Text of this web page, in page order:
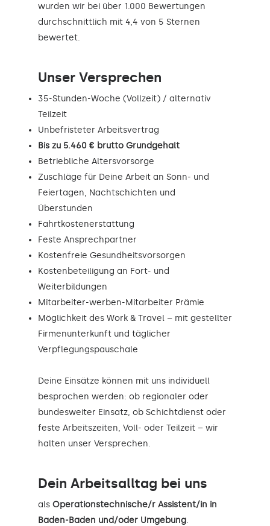
wurden wir bei über 1.000 Bewertungen
durchschnittlich mit 4,4 von 5 Sternen
bewertet.
Unser Versprechen
35-Stunden-Woche (Vollzeit) / alternativ
Teilzeit
Unbefristeter Arbeitsvertrag
Bis zu 5.460 € brutto Grundgehalt
Betriebliche Altersvorsorge
Zuschläge für Deine Arbeit an Sonn- und
Feiertagen, Nachtschichten und
Überstunden
Fahrtkostenerstattung
Feste Ansprechpartner
Kostenfreie Gesundheitsvorsorgen
Kostenbeteiligung an Fort- und
Weiterbildungen
Mitarbeiter-werben-Mitarbeiter Prämie
Möglichkeit des Work & Travel – mit gestellter
Firmenunterkunft und täglicher
Verpflegungspauschale
Deine Einsätze können mit uns individuell
besprochen werden: ob regionaler oder
bundesweiter Einsatz, ob Schichtdienst oder
feste Arbeitszeiten, Voll- oder Teilzeit – wir
halten unser Versprechen.
Dein Arbeitsalltag bei uns
als Operationstechnische/r Assistent/in in
Baden-Baden und/oder Umgebung.